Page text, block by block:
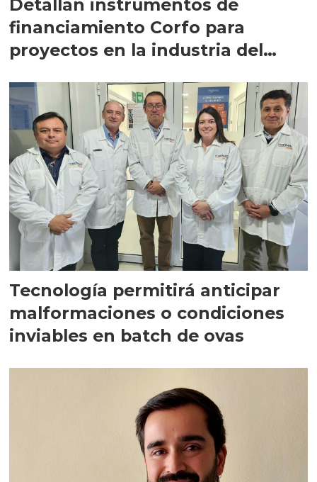
Detallan instrumentos de
financiamiento Corfo para
proyectos en la industria del
Tecnología permitirá anticipar
malformaciones o condiciones
inviables en batch de ovas